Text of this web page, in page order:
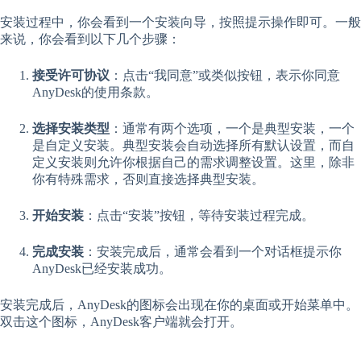
安装过程中，你会看到一个安装向导，按照提示操作即可。一般
来说，你会看到以下几个步骤：
接受许可协议 ：点击“我同意”或类似按钮，表示你同意
AnyDesk的使用条款。
选择安装类型 ：通常有两个选项，一个是典型安装，一个
是自定义安装。典型安装会自动选择所有默认设置，而自
定义安装则允许你根据自己的需求调整设置。这里，除非
你有特殊需求，否则直接选择典型安装。
开始安装 ：点击“安装”按钮，等待安装过程完成。
完成安装 ：安装完成后，通常会看到一个对话框提示你
AnyDesk已经安装成功。
安装完成后，AnyDesk的图标会出现在你的桌面或开始菜单中。
双击这个图标，AnyDesk客户端就会打开。